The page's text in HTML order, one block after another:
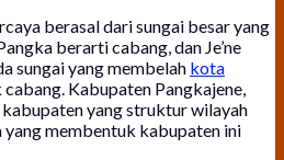
berasal dari sungai besar yang
berarti cabang, dan Je’ne
sungai yang membelah kota
Kabupaten Pangkajene,
yang struktur wilayah
membentuk kabupaten ini